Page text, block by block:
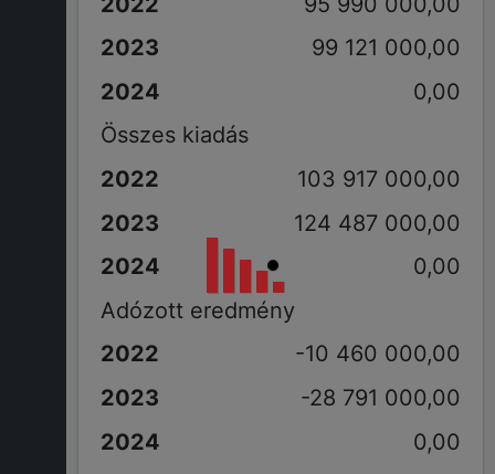
99 121 000,00
0,00
Összes kiadás
103 917 000,00
124 487 000,00
0,00
Adózott eredmény
-10 460 000,00
-28 791 000,00
0,00